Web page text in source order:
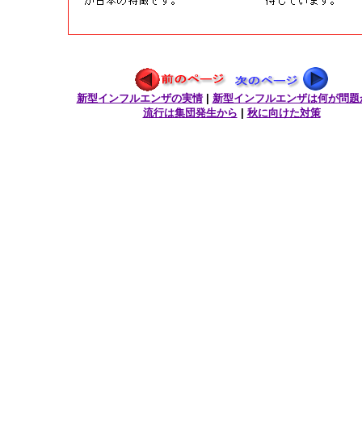
新型インフルエンザの実情| 新型インフルエンザは何が問題
流行は集団発生から
秋に向けた対策